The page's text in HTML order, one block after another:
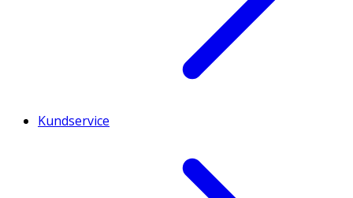
Kundservice